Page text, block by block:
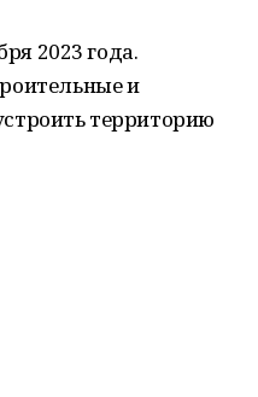
2023 года.
и
территорию